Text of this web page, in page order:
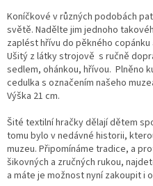
Koníčkové v různých podobách
světě. Nadělte jim jednoho
zaplést hřívu do pěkného
Ušitý z látky strojově s ručně
sedlem, ohánkou, hřívou. Plněno
cedulka s označením našeho
Výška 21 cm.
Šité textilní hračky dělají dětem
tomu bylo v nedávné historii,
muzeu. Připomínáme tradice, a
šikovných a zručných rukou,
a máte je možnost nyní zakoupit i